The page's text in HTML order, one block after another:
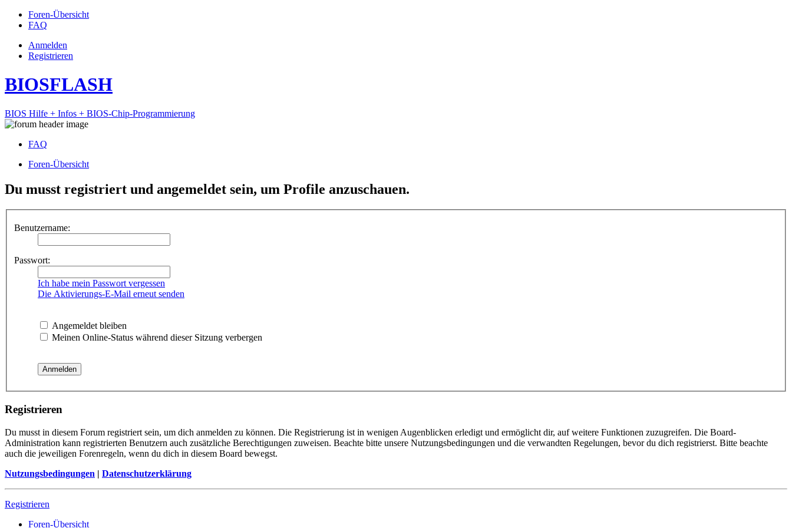
Foren-Übersicht
FAQ
Anmelden
Registrieren
BIOSFLASH
BIOS Hilfe + Infos + BIOS-Chip-Programmierung
FAQ
Foren-Übersicht
Du musst registriert und angemeldet sein, um Profile anzuschauen.
Benutzername:
Passwort:
Ich habe mein Passwort vergessen
Die Aktivierungs-E-Mail erneut senden
Angemeldet bleiben
Meinen Online-Status während dieser Sitzung verbergen
Registrieren
Du musst in diesem Forum registriert sein, um dich anmelden zu können. Die Registrierung ist in wenigen Augenblicken erledigt und ermöglicht dir, auf weitere Funktionen zuzugreifen. Die Board-
Administration kann registrierten Benutzern auch zusätzliche Berechtigungen zuweisen. Beachte bitte unsere Nutzungsbedingungen und die verwandten Regelungen, bevor du dich registrierst. Bitte beachte
auch die jeweiligen Forenregeln, wenn du dich in diesem Board bewegst.
Nutzungsbedingungen | Datenschutzerklärung
Registrieren
Foren-Übersicht